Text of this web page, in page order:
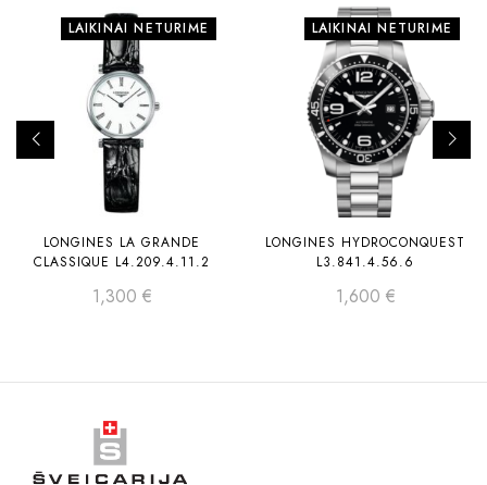
LAIKINAI NETURIME
LONGINES LA GRANDE
CLASSIQUE L4.209.4.11.2
1,300 €
LAIKINAI NETURIME
LONGINES HYDROCONQUEST
L3.841.4.56.6
1,600 €